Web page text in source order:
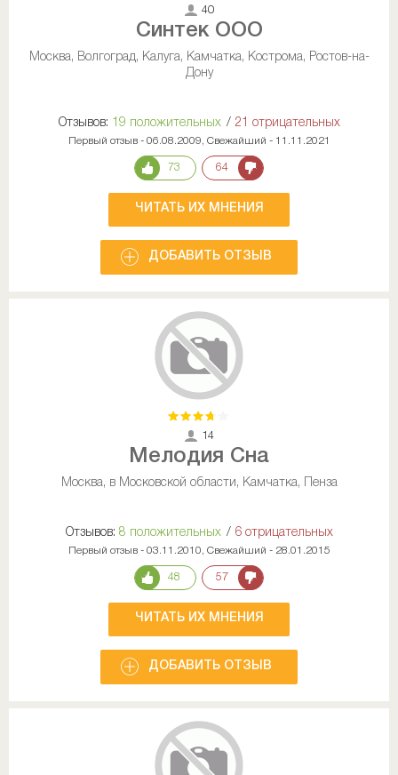
40
Синтек ООО
Москва, Волгоград, Калуга, Камчатка, Кострома, Ростов-на-
Дону
Отзывов: 19 положительных / 21 отрицательных
Первый отзыв - 06.08.2009, Свежайший - 11.11.2021
73 64
ЧИТАТЬ ИХ МНЕНИЯ
ДОБАВИТЬ ОТЗЫВ
14
Мелодия Сна
Москва, в Московской области, Камчатка, Пенза
Отзывов: 8 положительных / 6 отрицательных
Первый отзыв - 03.11.2010, Свежайший - 28.01.2015
48 57
ЧИТАТЬ ИХ МНЕНИЯ
ДОБАВИТЬ ОТЗЫВ